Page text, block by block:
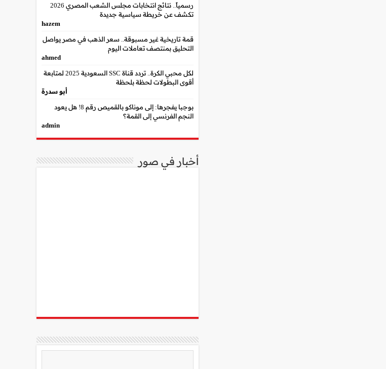
رسمياً.. نتائج انتخابات مجلس الشعب المصري 2026
تكشف عن خريطة سياسية جديدة
hazem
قمة تاريخية غير مسبوقة.. سعر الذهب في مصر يواصل
التحليق بمنتصف تعاملات اليوم
ahmed
لكل محبي الكرة.. تردد قناة SSC السعودية 2025 لمتابعة
أقوى البطولات لحظة بلحظة
أبو سدرة
بوجبا يفجرها: إلى موناكو بالقميص رقم 8! هل يعود
النجم الفرنسي إلى القمة؟
admin
أخبار في صور